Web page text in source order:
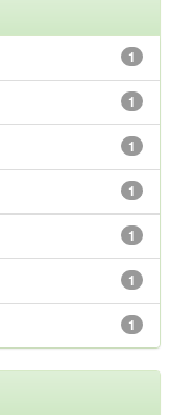
1
1
1
1
1
1
1